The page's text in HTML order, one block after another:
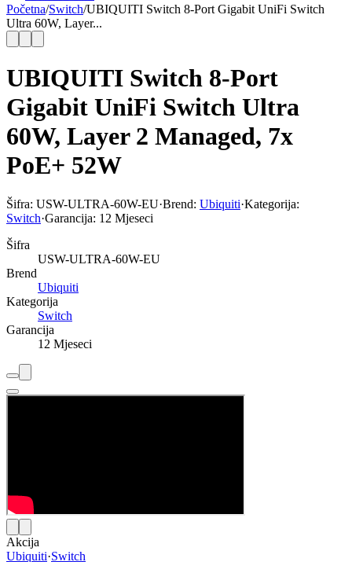
Početna/Switch/UBIQUITI Switch 8-Port Gigabit UniFi Switch
Ultra 60W, Layer...
UBIQUITI Switch 8-Port
Gigabit UniFi Switch Ultra
60W, Layer 2 Managed, 7x
PoE+ 52W
Šifra: USW-ULTRA-60W-EU·Brend: Ubiquiti·Kategorija:
Switch·Garancija: 12 Mjeseci
Šifra
USW-ULTRA-60W-EU
Brend
Ubiquiti
Kategorija
Switch
Garancija
12 Mjeseci
Akcija
Ubiquiti·Switch